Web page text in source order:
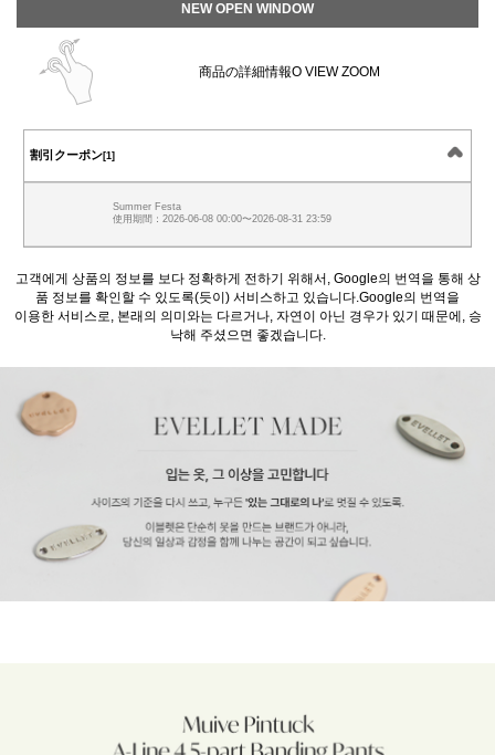
NEW OPEN WINDOW
商品の詳細情報O VIEW ZOOM
割引クーポン[1]
Summer Festa
使用期間：2026-06-08 00:00〜2026-08-31 23:59
고객에게 상품의 정보를 보다 정확하게 전하기 위해서, Google의 번역을 통해 상
품 정보를 확인할 수 있도록(듯이) 서비스하고 있습니다.Google의 번역을
이용한 서비스로, 본래의 의미와는 다르거나, 자연이 아닌 경우가 있기 때문에, 승
낙해 주셨으면 좋겠습니다.